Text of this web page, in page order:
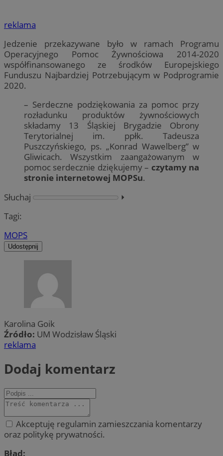
reklama
Jedzenie przekazywane było w ramach Programu
Operacyjnego Pomoc Żywnościowa 2014-2020
współfinansowanego ze środków Europejskiego
Funduszu Najbardziej Potrzebującym w Podprogramie
2020.
– Serdeczne podziękowania za pomoc przy
rozładunku produktów żywnościowych
składamy 13 Śląskiej Brygadzie Obrony
Terytorialnej im. ppłk. Tadeusza
Puszczyńskiego, ps. „Konrad Wawelberg” w
Gliwicach. Wszystkim zaangażowanym w
pomoc serdecznie dziękujemy – czytamy na
stronie internetowej MOPSu.
Słuchaj
⏵︎
Tagi:
MOPS
Udostępnij
Karolina Goik
Źródło: UM Wodzisław Śląski
reklama
Dodaj komentarz
Akceptuję regulamin zamieszczania komentarzy
oraz politykę prywatności.
Błąd: